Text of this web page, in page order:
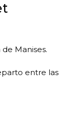
Manises.
entre las